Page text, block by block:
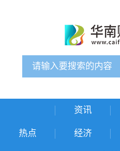
资讯
热点 经济